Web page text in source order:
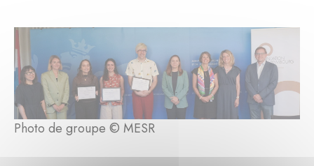
Photo de groupe © MESR